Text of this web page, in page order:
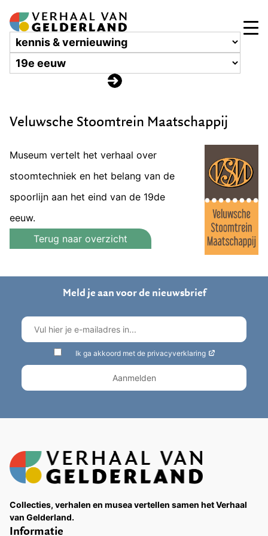
Veluwsche Stoomtrein Maatschappij
Museum vertelt het verhaal over
stoomtechniek en het belang van de
spoorlijn aan het eind van de 19de
eeuw.
Terug naar overzicht
Meld je aan voor de nieuwsbrief
Ik ga akkoord met de privacyverklaring
Collecties, verhalen en musea vertellen samen het Verhaal
van Gelderland.
Informatie